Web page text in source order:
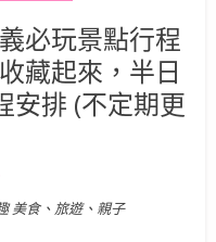
必玩景點行程
藏起來，半日
安排 (不定期更
Posted on
美食、旅遊、親子